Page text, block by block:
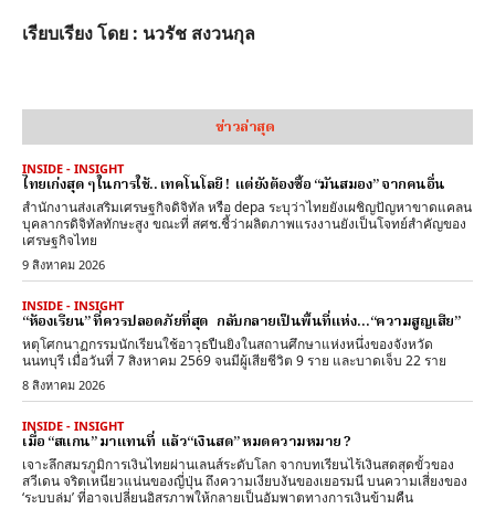
เรียบเรียง โดย : นวรัช สงวนกุล
ข่าวล่าสุด
INSIDE - INSIGHT
ไทยเก่งสุด ๆ ในการใช้.. เทคโนโลยี ! แต่ยังต้องซื้อ “มันสมอง” จากคนอื่น
สำนักงานส่งเสริมเศรษฐกิจดิจิทัล หรือ depa ระบุว่าไทยยังเผชิญปัญหาขาดแคลน
บุคลากรดิจิทัลทักษะสูง ขณะที่ สศช.ชี้ว่าผลิตภาพแรงงานยังเป็นโจทย์สำคัญของ
เศรษฐกิจไทย
9 สิงหาคม 2026
INSIDE - INSIGHT
“ห้องเรียน” ที่ควรปลอดภัยที่สุด กลับกลายเป็นพื้นที่แห่ง…“ความสูญเสีย”
หตุโศกนาฏกรรมนักเรียนใช้อาวุธปืนยิงในสถานศึกษาแห่งหนึ่งของจังหวัด
นนทบุรี เมื่อวันที่ 7 สิงหาคม 2569 จนมีผู้เสียชีวิต 9 ราย และบาดเจ็บ 22 ราย
8 สิงหาคม 2026
INSIDE - INSIGHT
เมื่อ “สแกน” มาแทนที่ แล้ว“เงินสด” หมดความหมาย ?
เจาะลึกสมรภูมิการเงินไทยผ่านเลนส์ระดับโลก จากบทเรียนไร้เงินสดสุดขั้วของ
สวีเดน จริตเหนียวแน่นของญี่ปุ่น ถึงความเงียบงันของเยอรมนี บนความเสี่ยงของ
‘ระบบล่ม’ ที่อาจเปลี่ยนอิสรภาพให้กลายเป็นอัมพาตทางการเงินข้ามคืน